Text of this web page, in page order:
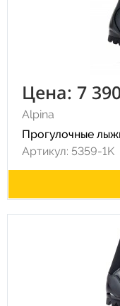
Цена: 7
Alpina
Прогулочные
Артикул: 5359-1K